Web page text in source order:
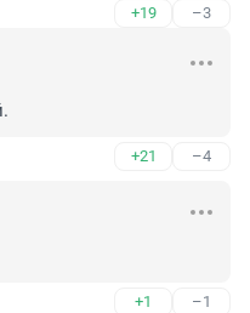
+19 –3
+21 –4
+1 –1